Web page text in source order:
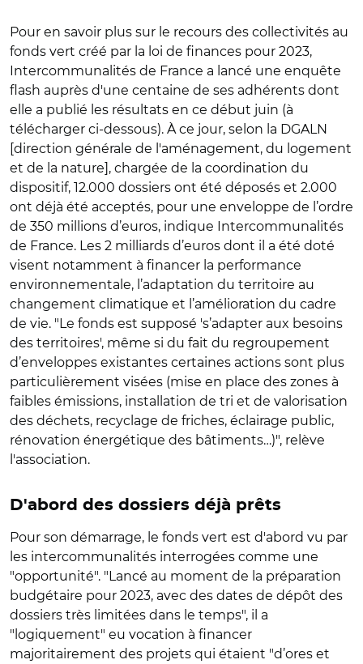
Pour en savoir plus sur le recours des collectivités au
fonds vert créé par la loi de finances pour 2023,
Intercommunalités de France a lancé une enquête
flash auprès d'une centaine de ses adhérents dont
elle a publié les résultats en ce début juin (à
télécharger ci-dessous). À ce jour, selon la DGALN
[direction générale de l'aménagement, du logement
et de la nature], chargée de la coordination du
dispositif, 12.000 dossiers ont été déposés et 2.000
ont déjà été acceptés, pour une enveloppe de l’ordre
de 350 millions d’euros, indique Intercommunalités
de France. Les 2 milliards d’euros dont il a été doté
visent notamment à financer la performance
environnementale, l’adaptation du territoire au
changement climatique et l’amélioration du cadre
de vie. "Le fonds est supposé 's’adapter aux besoins
des territoires', même si du fait du regroupement
d’enveloppes existantes certaines actions sont plus
particulièrement visées (mise en place des zones à
faibles émissions, installation de tri et de valorisation
des déchets, recyclage de friches, éclairage public,
rénovation énergétique des bâtiments…)", relève
l'association.
D'abord des dossiers déjà prêts
Pour son démarrage, le fonds vert est d'abord vu par
les intercommunalités interrogées comme une
"opportunité". "Lancé au moment de la préparation
budgétaire pour 2023, avec des dates de dépôt des
dossiers très limitées dans le temps", il a
"logiquement" eu vocation à financer
majoritairement des projets qui étaient "d’ores et